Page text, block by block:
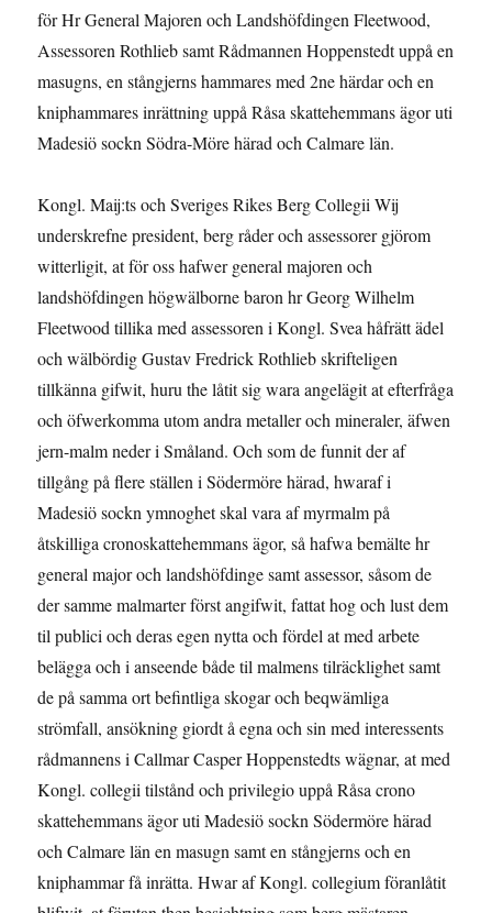
för Hr General Majoren och Landshöfdingen Fleetwood,
Assessoren Rothlieb samt Rådmannen Hoppenstedt uppå en
masugns, en stångjerns hammares med 2ne härdar och en
kniphammares inrättning uppå Råsa skattehemmans ägor uti
Madesiö sockn Södra-Möre härad och Calmare län.
Kongl. Maij:ts och Sveriges Rikes Berg Collegii Wij
underskrefne president, berg råder och assessorer gjörom
witterligit, at för oss hafwer general majoren och
landshöfdingen högwälborne baron hr Georg Wilhelm
Fleetwood tillika med assessoren i Kongl. Svea håfrätt ädel
och wälbördig Gustav Fredrick Rothlieb skrifteligen
tillkänna gifwit, huru the låtit sig wara angelägit at efterfråga
och öfwerkomma utom andra metaller och mineraler, äfwen
jern-malm neder i Småland. Och som de funnit der af
tillgång på flere ställen i Södermöre härad, hwaraf i
Madesiö sockn ymnoghet skal vara af myrmalm på
åtskilliga cronoskattehemmans ägor, så hafwa bemälte hr
general major och landshöfdinge samt assessor, såsom de
der samme malmarter först angifwit, fattat hog och lust dem
til publici och deras egen nytta och fördel at med arbete
belägga och i anseende både til malmens tilräcklighet samt
de på samma ort befintliga skogar och beqwämliga
strömfall, ansökning giordt å egna och sin med interessents
rådmannens i Callmar Casper Hoppenstedts wägnar, at med
Kongl. collegii tilstånd och privilegio uppå Råsa crono
skattehemmans ägor uti Madesiö sockn Södermöre härad
och Calmare län en masugn samt en stångjerns och en
kniphammar få inrätta. Hwar af Kongl. collegium föranlåtit